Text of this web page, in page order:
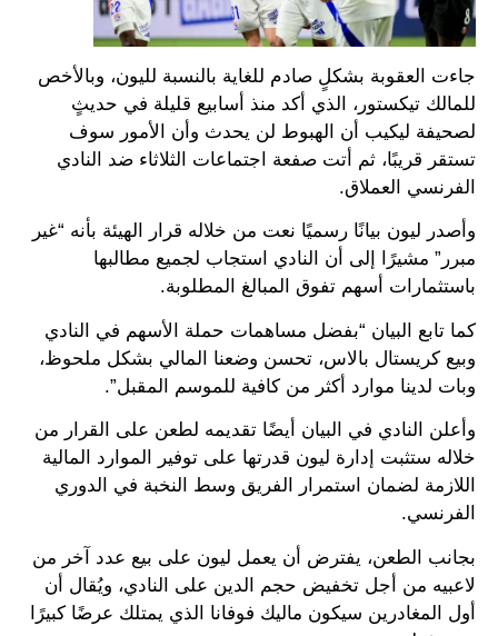
جاءت العقوبة بشكلٍ صادم للغاية بالنسبة لليون، وبالأخص
للمالك تيكستور، الذي أكد منذ أسابيع قليلة في حديثٍ
لصحيفة ليكيب أن الهبوط لن يحدث وأن الأمور سوف
تستقر قريبًا، ثم أتت صفعة اجتماعات الثلاثاء ضد النادي
الفرنسي العملاق.
وأصدر ليون بيانًا رسميًا نعت من خلاله قرار الهيئة بأنه “غير
مبرر” مشيرًا إلى أن النادي استجاب لجميع مطالبها
باستثمارات أسهم تفوق المبالغ المطلوبة.
كما تابع البيان “بفضل مساهمات حملة الأسهم في النادي
وبيع كريستال بالاس، تحسن وضعنا المالي بشكل ملحوظ،
وبات لدينا موارد أكثر من كافية للموسم المقبل”.
وأعلن النادي في البيان أيضًا تقديمه لطعن على القرار من
خلاله ستثبت إدارة ليون قدرتها على توفير الموارد المالية
اللازمة لضمان استمرار الفريق وسط النخبة في الدوري
الفرنسي.
بجانب الطعن، يفترض أن يعمل ليون على بيع عدد آخر من
لاعبيه من أجل تخفيض حجم الدين على النادي، ويُقال أن
أول المغادرين سيكون ماليك فوفانا الذي يمتلك عرضًا كبيرًا